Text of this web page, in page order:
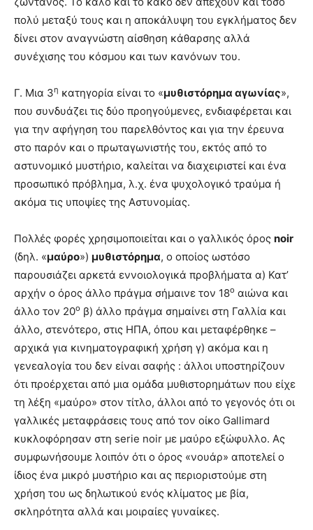
πολύ μεταξύ τους και η αποκάλυψη του εγκλήματος δεν
δίνει στον αναγνώστη αίσθηση κάθαρσης αλλά
συνέχισης του κόσμου και των κανόνων του.
Γ. Μια 3η κατηγορία είναι το «μυθιστόρημα αγωνίας»,
που συνδυάζει τις δύο προηγούμενες, ενδιαφέρεται και
για την αφήγηση του παρελθόντος και για την έρευνα
στο παρόν και ο πρωταγωνιστής του, εκτός από το
αστυνομικό μυστήριο, καλείται να διαχειριστεί και ένα
προσωπικό πρόβλημα, λ.χ. ένα ψυχολογικό τραύμα ή
ακόμα τις υποψίες της Αστυνομίας.
Πολλές φορές χρησιμοποιείται και ο γαλλικός όρος noir
(δηλ. «μαύρο») μυθιστόρημα, ο οποίος ωστόσο
παρουσιάζει αρκετά εννοιολογικά προβλήματα α) Κατ’
αρχήν ο όρος άλλο πράγμα σήμαινε τον 18ο αιώνα και
άλλο τον 20ο β) άλλο πράγμα σημαίνει στη Γαλλία και
άλλο, στενότερο, στις ΗΠΑ, όπου και μεταφέρθηκε –
αρχικά για κινηματογραφική χρήση γ) ακόμα και η
γενεαλογία του δεν είναι σαφής : άλλοι υποστηρίζουν
ότι προέρχεται από μια ομάδα μυθιστορημάτων που είχε
τη λέξη «μαύρο» στον τίτλο, άλλοι από το γεγονός ότι οι
γαλλικές μεταφράσεις τους από τον οίκο Gallimard
κυκλοφόρησαν στη serie noir με μαύρο εξώφυλλο. Ας
συμφωνήσουμε λοιπόν ότι ο όρος «νουάρ» αποτελεί ο
ίδιος ένα μικρό μυστήριο και ας περιοριστούμε στη
χρήση του ως δηλωτικού ενός κλίματος με βία,
σκληρότητα αλλά και μοιραίες γυναίκες.